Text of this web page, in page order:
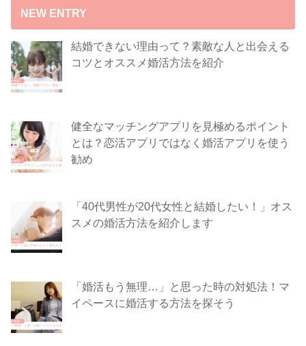
NEW ENTRY
結婚できない理由って？素敵な人と出会える
コツとオススメ婚活方法を紹介
健全なマッチングアプリを見極めるポイント
とは？恋活アプリではなく婚活アプリを使う
勧め
「40代男性が20代女性と結婚したい！」オス
スメの婚活方法を紹介します
「婚活もう無理…」と思った時の対処法！マ
イペースに婚活する方法を探そう